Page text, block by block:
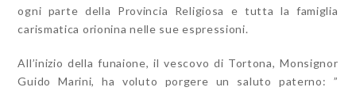
ogni parte della Provincia Religiosa e tutta la famiglia
carismatica orionina nelle sue espressioni.
All’inizio della funaione, il vescovo di Tortona, Monsignor
Guido Marini, ha voluto porgere un saluto paterno: ”